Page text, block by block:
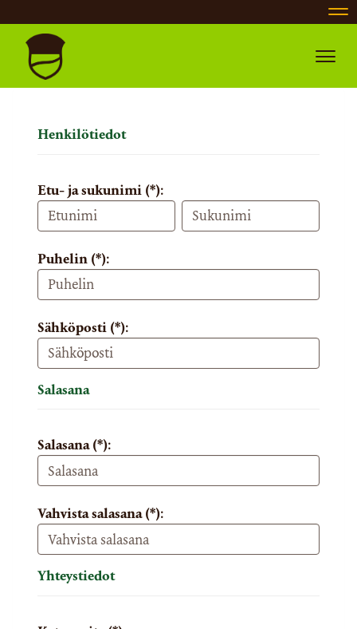
Henkilötiedot
Etu- ja sukunimi (*):
Puhelin (*):
Sähköposti (*):
Salasana
Salasana (*):
Vahvista salasana (*):
Yhteystiedot